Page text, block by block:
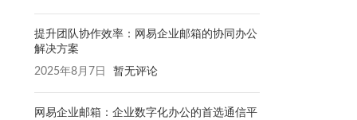
提升团队协作效率：网易企业邮箱的协同办公
解决方案
2025年8月7日 暂无评论
网易企业邮箱：企业数字化办公的首选通信平